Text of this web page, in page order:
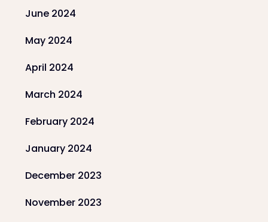
June 2024
May 2024
April 2024
March 2024
February 2024
January 2024
December 2023
November 2023